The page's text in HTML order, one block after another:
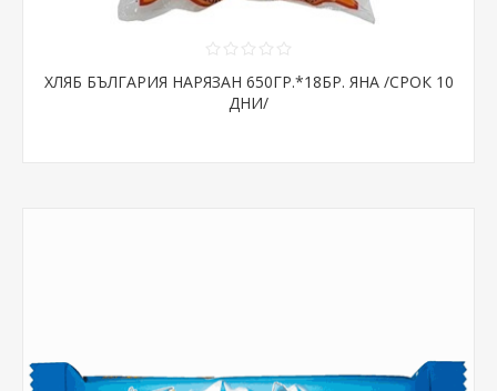
ХЛЯБ БЪЛГАРИЯ НАРЯЗАН 650ГР.*18БР. ЯНА /СРОК 10
ДНИ/